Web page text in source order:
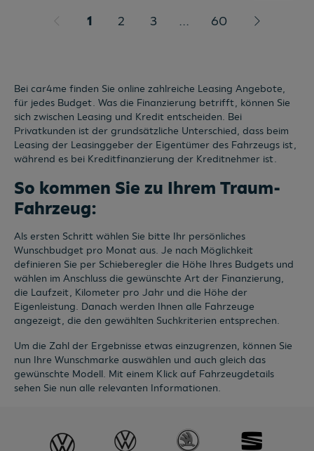
1 2 3 ... 60
Bei car4me finden Sie online zahlreiche Leasing Angebote,
für jedes Budget. Was die Finanzierung betrifft, können Sie
sich zwischen Leasing und Kredit entscheiden. Bei
Privatkunden ist der grundsätzliche Unterschied, dass beim
Leasing der Leasinggeber der Eigentümer des Fahrzeugs ist,
während es bei Kreditfinanzierung der Kreditnehmer ist.
So kommen Sie zu Ihrem Traum-
Fahrzeug:
Als ersten Schritt wählen Sie bitte Ihr persönliches
Wunschbudget pro Monat aus. Je nach Möglichkeit
definieren Sie per Schieberegler die Höhe Ihres Budgets und
wählen im Anschluss die gewünschte Art der Finanzierung,
die Laufzeit, Kilometer pro Jahr und die Höhe der
Eigenleistung. Danach werden Ihnen alle Fahrzeuge
angezeigt, die den gewählten Suchkriterien entsprechen.
Um die Zahl der Ergebnisse etwas einzugrenzen, können Sie
nun Ihre Wunschmarke auswählen und auch gleich das
gewünschte Modell. Mit einem Klick auf Fahrzeugdetails
sehen Sie nun alle relevanten Informationen.